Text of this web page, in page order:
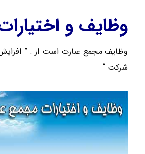
وظایف و
وظایف مجمع عبارت است از : ”
شرکت “